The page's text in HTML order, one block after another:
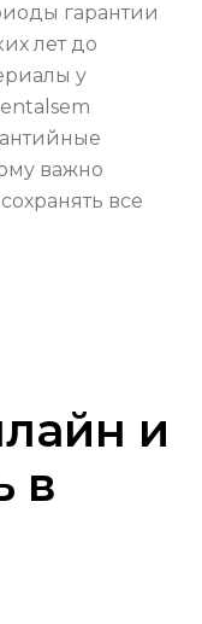
гарантии
лет до
у
важно
все
и
в